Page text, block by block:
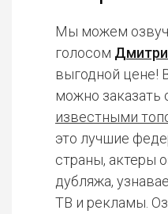
Мы можем
голосом
выгодной цене!
можно заказать
известными
это лучшие
страны, актеры
дубляжа,
ТВ и рекламы.